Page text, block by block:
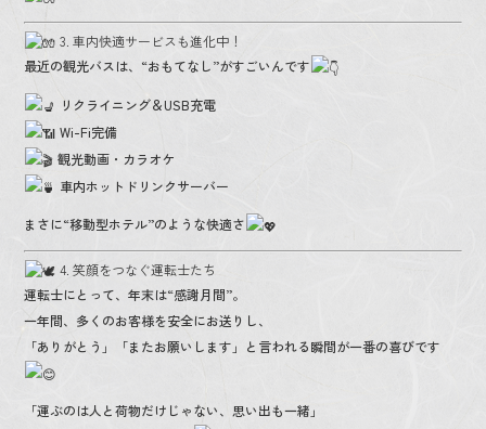
3. 車内快適サービスも進化中！
最近の観光バスは、“おもてなし”がすごいんです
リクライニング＆USB充電
Wi-Fi完備
観光動画・カラオケ
車内ホットドリンクサーバー
まさに“移動型ホテル”のような快適さ
4. 笑顔をつなぐ運転士たち
運転士にとって、年末は“感謝月間”。
一年間、多くのお客様を安全にお送りし、
「ありがとう」「またお願いします」と言われる瞬間が一番の喜びです
「運ぶのは人と荷物だけじゃない、思い出も一緒」